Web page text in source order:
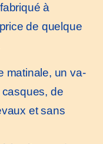
à
de quelque
matinale, un va-
casques, de
et sans